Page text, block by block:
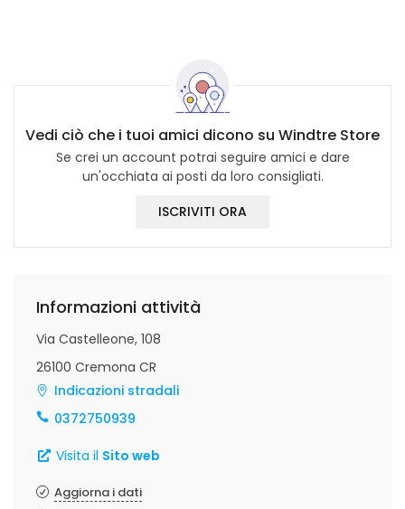
Vedi ciò che i tuoi amici dicono su Windtre Store
Se crei un account potrai seguire amici e dare
un'occhiata ai posti da loro consigliati.
ISCRIVITI ORA
Informazioni attività
Via Castelleone, 108
26100 Cremona CR
Indicazioni stradali
0372750939
Visita il Sito web
Aggiorna i dati